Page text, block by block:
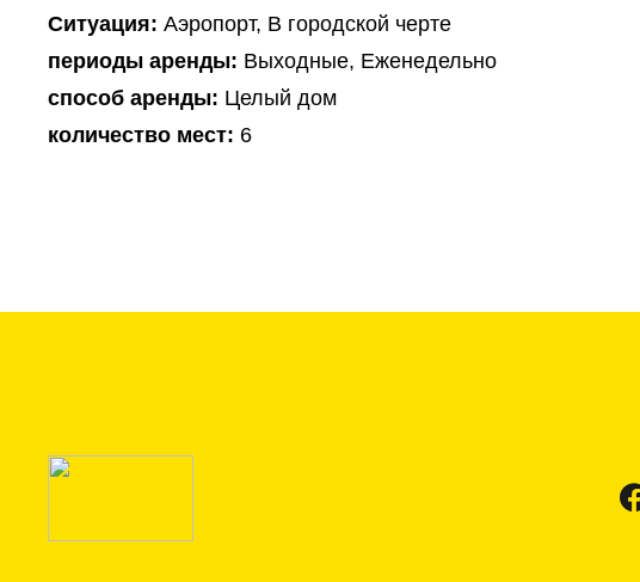
Ситуация: Аэропорт, В городской черте
периоды аренды: Выходные, Еженедельно
способ аренды: Целый дом
количество мест: 6